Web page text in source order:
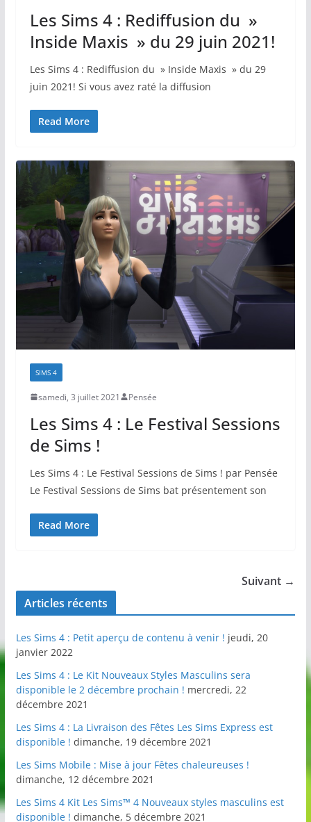
Les Sims 4 : Rediffusion du »
Inside Maxis » du 29 juin 2021!
Les Sims 4 : Rediffusion du » Inside Maxis » du 29
juin 2021! Si vous avez raté la diffusion
Read More
SIMS 4
samedi, 3 juillet 2021 Pensée
Les Sims 4 : Le Festival Sessions
de Sims !
Les Sims 4 : Le Festival Sessions de Sims ! par Pensée
Le Festival Sessions de Sims bat présentement son
Read More
Suivant →
Articles récents
Les Sims 4 : Petit aperçu de contenu à venir ! jeudi, 20
janvier 2022
Les Sims 4 : Le Kit Nouveaux Styles Masculins sera
disponible le 2 décembre prochain ! mercredi, 22
décembre 2021
Les Sims 4 : La Livraison des Fêtes Les Sims Express est
disponible ! dimanche, 19 décembre 2021
Les Sims Mobile : Mise à jour Fêtes chaleureuses !
dimanche, 12 décembre 2021
Les Sims 4 Kit Les Sims™ 4 Nouveaux styles masculins est
disponible ! dimanche, 5 décembre 2021